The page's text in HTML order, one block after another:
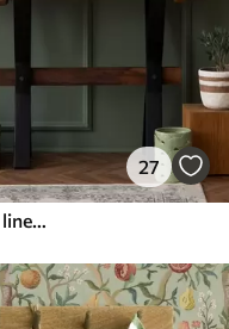
27
Strisce verdi con intervalli bianchi e linee sottili